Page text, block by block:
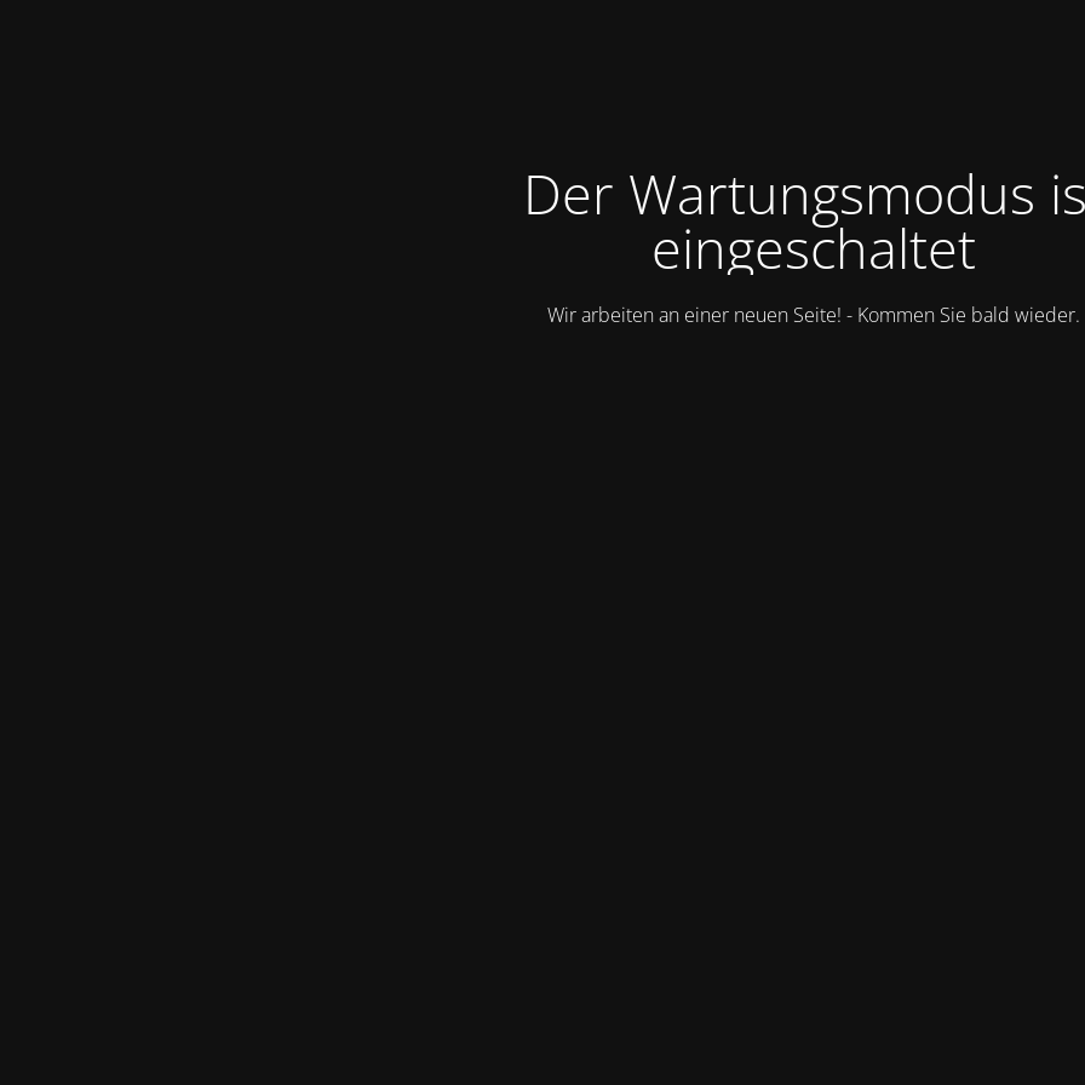
Der Wartungsmodus
eingeschaltet
Wir arbeiten an einer neuen Seite! - Kommen Sie bald wieder.